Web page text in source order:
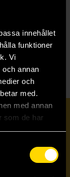
innehållet
funktioner
Vi
annan
och
med.
med annan
som de har